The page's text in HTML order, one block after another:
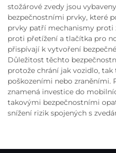
stožárové zvedy jsou
bezpečnostními prvky, které
prvky patří mechanismy proti
proti přetížení a tlačítka pro
přispívají k vytvoření
Důležitost těchto
protože chrání jak vozidlo,
poškozeními nebo
znamená investice do
takovými bezpečnostními
snížení rizik spojených s